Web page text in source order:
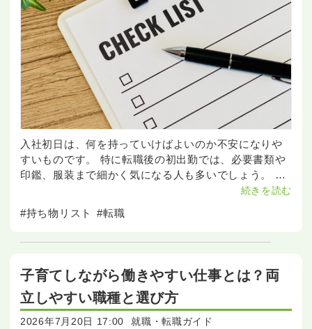
入社初日は、何を持っていけばよいのか不安になりや
すいものです。 特に転職後の初出勤では、必要書類や
印鑑、服装まで細かく気になる人も多いでしょう。 こ
の記事では、入社初日の必須持ち物から、あると便利
なもの、前日に確認すべきポイントまで分かりやすく
紹介しま
#持ち物リスト #転職
続きを読む
子育てしながら働きやすい仕事とは？両
立しやすい職種と選び方
2026年7月20日 17:00 就職・転職ガイド